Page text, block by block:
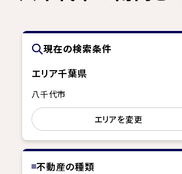
現在の検索条件
エリア千葉県
八千代市
エリアを変更
不動産の種類